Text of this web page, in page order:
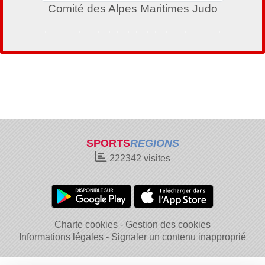
des Alpes Maritimes Judo
SPORTSREGIONS
222342 visites
Charte cookies
Gestion des cookies
Informations légales
Signaler un contenu inapproprié